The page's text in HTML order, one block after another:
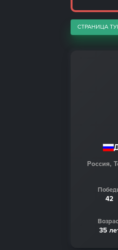
СТРАНИЦА
Россия,
42
35